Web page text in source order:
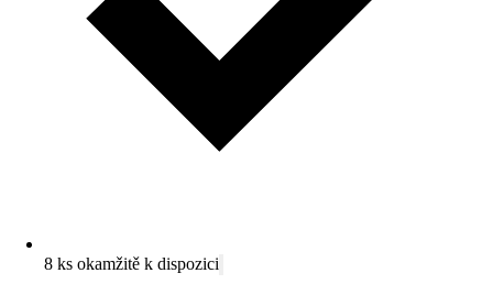
8 ks okamžitě k dispozici